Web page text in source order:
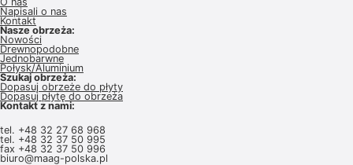
Napisali o nas
Kontakt
Nasze obrzeża:
Nowości
Drewnopodobne
Jednobarwne
Połysk/Aluminium
Szukaj obrzeża:
Dopasuj obrzeże do płyty
Dopasuj płytę do obrzeża
Kontakt z nami:
tel. +48 32 27 68 968
tel. +48 32 37 50 995
fax +48 32 37 50 996
biuro@maag-polska.pl